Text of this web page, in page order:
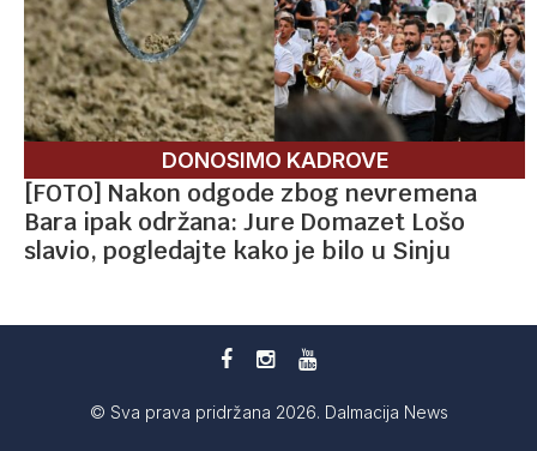
DONOSIMO KADROVE
[FOTO] Nakon odgode zbog nevremena
Bara ipak održana: Jure Domazet Lošo
slavio, pogledajte kako je bilo u Sinju
© Sva prava pridržana 2026. Dalmacija News